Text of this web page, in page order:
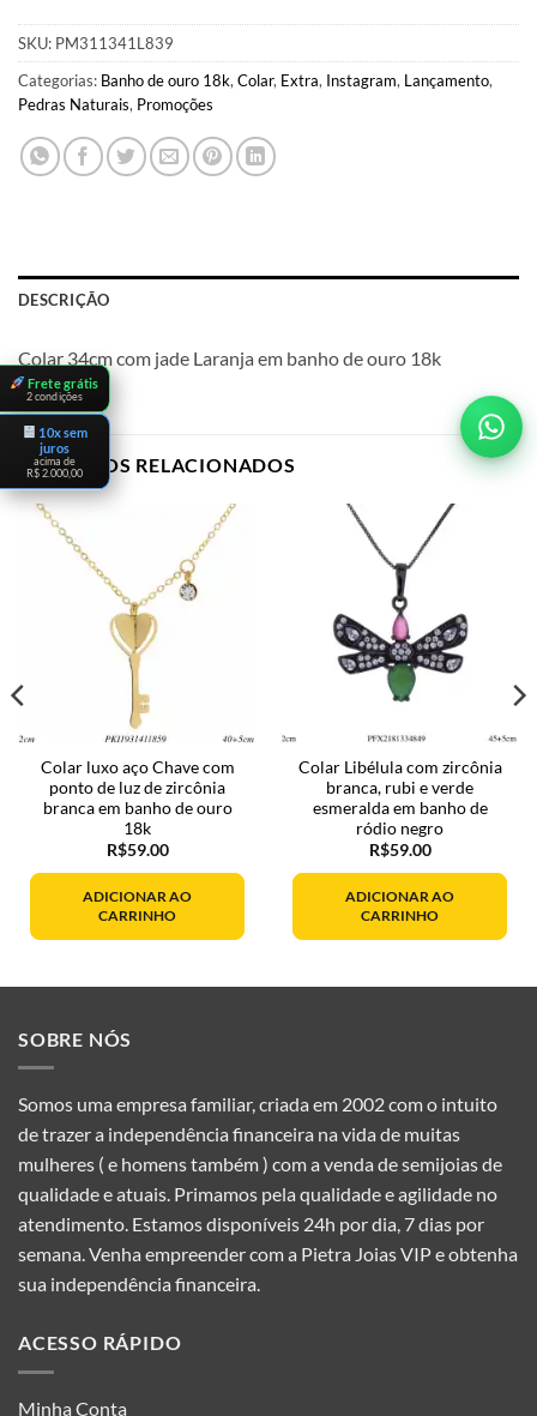
SKU: PM311341L839
Categorias: Banho de ouro 18k, Colar, Extra, Instagram, Lançamento,
Pedras Naturais, Promoções
DESCRIÇÃO
Colar 34cm com jade Laranja em banho de ouro 18k
PRODUTOS RELACIONADOS
Colar luxo aço Chave com
ponto de luz de zircônia
branca em banho de ouro
18k
R$59.00
ADICIONAR AO
CARRINHO
Colar Libélula com zircônia
branca, rubi e verde
esmeralda em banho de
ródio negro
R$59.00
ADICIONAR AO
CARRINHO
SOBRE NÓS
Somos uma empresa familiar, criada em 2002 com o intuito
de trazer a independência financeira na vida de muitas
mulheres ( e homens também ) com a venda de semijoias de
qualidade e atuais. Primamos pela qualidade e agilidade no
atendimento. Estamos disponíveis 24h por dia, 7 dias por
semana. Venha empreender com a Pietra Joias VIP e obtenha
sua independência financeira.
ACESSO RÁPIDO
Minha Conta
Frete grátis
2 condições
10x sem
juros
acima de
R$ 2.000,00